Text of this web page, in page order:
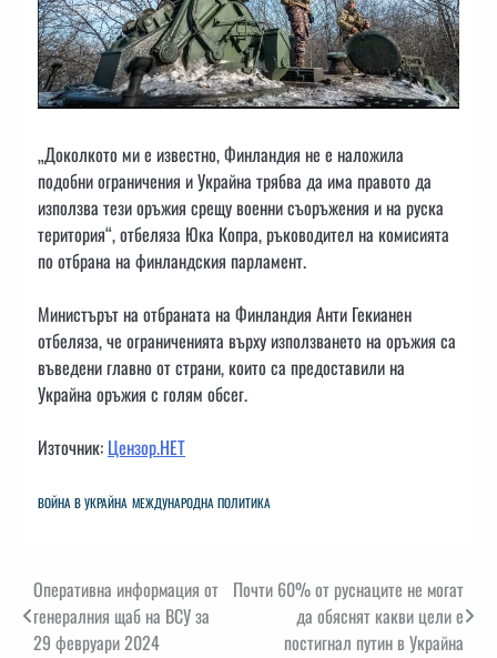
„Доколкото ми е известно, Финландия не е наложила
подобни ограничения и Украйна трябва да има правото да
използва тези оръжия срещу военни съоръжения и на руска
територия“, отбеляза Юка Копра, ръководител на комисията
по отбрана на финландския парламент.
Министърът на отбраната на Финландия Анти Гекианен
отбеляза, че ограниченията върху използването на оръжия са
въведени главно от страни, които са предоставили на
Украйна оръжия с голям обсег.
Източник: Цензор.НЕТ
ВОЙНА В УКРАЙНА МЕЖДУНАРОДНА ПОЛИТИКА
Навигация
Оперативна информация от
генералния щаб на ВСУ за
29 февруари 2024
Почти 60% от руснаците не могат
да обяснят какви цели е
постигнал путин в Украйна